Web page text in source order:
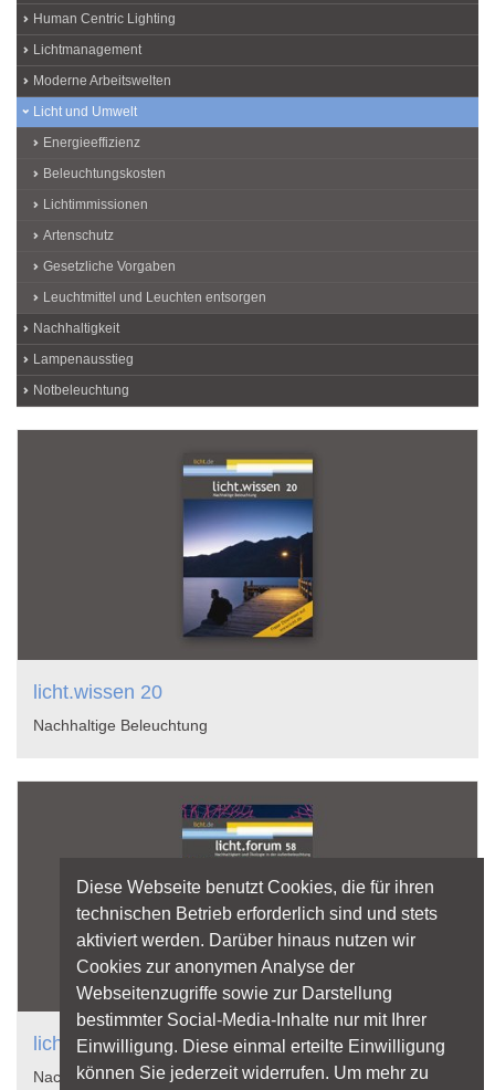
Human Centric Lighting
Lichtmanagement
Moderne Arbeitswelten
Licht und Umwelt
Energieeffizienz
Beleuchtungskosten
Lichtimmissionen
Artenschutz
Gesetzliche Vorgaben
Leuchtmittel und Leuchten entsorgen
Nachhaltigkeit
Lampenausstieg
Notbeleuchtung
licht.wissen 20
Nachhaltige Beleuchtung
licht.forum 58
Nachhaltigkeit und Ökologie in der Außenbeleuchtung
Diese Webseite benutzt Cookies, die für ihren
technischen Betrieb erforderlich sind und stets
aktiviert werden. Darüber hinaus nutzen wir
Cookies zur anonymen Analyse der
Webseitenzugriffe sowie zur Darstellung
bestimmter Social-Media-Inhalte nur mit Ihrer
Einwilligung. Diese einmal erteilte Einwilligung
können Sie jederzeit widerrufen. Um mehr zu